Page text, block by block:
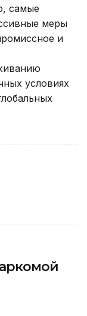
самые
меры
и
условиях